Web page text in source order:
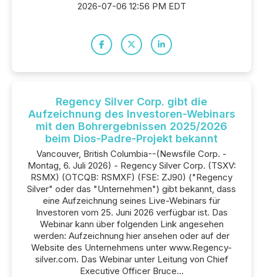
2026-07-06 12:56 PM EDT
Regency Silver Corp. gibt die
Aufzeichnung des Investoren-Webinars
mit den Bohrergebnissen 2025/2026
beim Dios-Padre-Projekt bekannt
Vancouver, British Columbia--(Newsfile Corp. -
Montag, 6. Juli 2026) - Regency Silver Corp. (TSXV:
RSMX) (OTCQB: RSMXF) (FSE: ZJ90) ("Regency
Silver" oder das "Unternehmen") gibt bekannt, dass
eine Aufzeichnung seines Live-Webinars für
Investoren vom 25. Juni 2026 verfügbar ist. Das
Webinar kann über folgenden Link angesehen
werden: Aufzeichnung hier ansehen oder auf der
Website des Unternehmens unter www.Regency-
silver.com. Das Webinar unter Leitung von Chief
Executive Officer Bruce...